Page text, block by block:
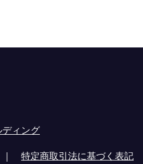
ィング
｜ 特定商取引法に基づく表記